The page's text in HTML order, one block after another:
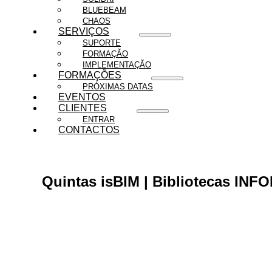
BLUEBEAM
CHAOS
SERVIÇOS
SUPORTE
FORMAÇÃO
IMPLEMENTAÇÃO
FORMAÇÕES
PRÓXIMAS DATAS
EVENTOS
CLIENTES
ENTRAR
CONTACTOS
Quintas isBIM | Bibliotecas